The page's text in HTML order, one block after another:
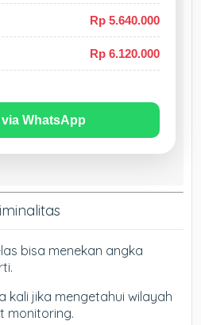
Rp 5.640.000
Rp 6.120.000
via WhatsApp
bisa menekan angka
kali jika mengetahui wilayah
monitoring.